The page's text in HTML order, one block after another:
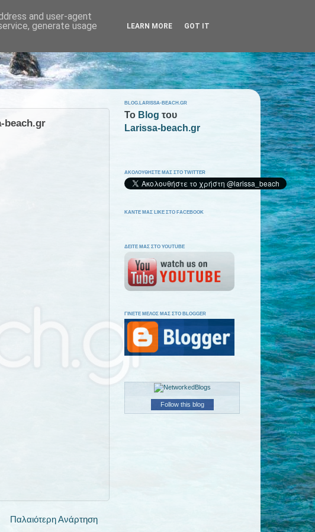
Παλαιότερη Ανάρτηση
BLOG.LARISSA-BEACH.GR
To Blog του
Larissa-beach.gr
ΑΚΟΛΟΥΘΗΣΤΕ ΜΑΣ ΣΤΟ TWITTER
ΚΑΝΤΕ ΜΑΣ LIKE ΣΤΟ FACEBOOK
ΔΕΙΤΕ ΜΑΣ ΣΤΟ YOUTUBE
ΓΙΝΕΤΕ ΜΕΛΟΣ ΜΑΣ ΣΤΟ BLOGGER
Follow this blog
and user-agent
generate usage
LEARN MORE GOT IT